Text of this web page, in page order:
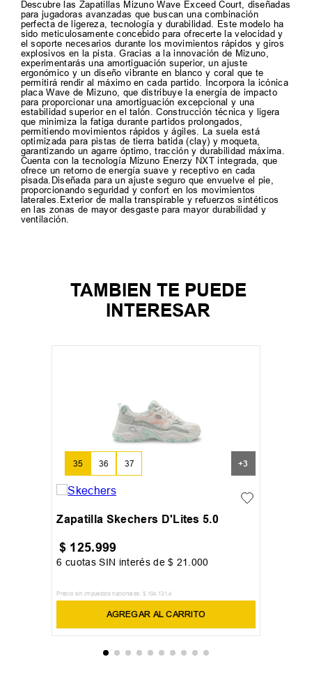
Descubre las Zapatillas Mizuno Wave Exceed Court, diseñadas
para jugadoras avanzadas que buscan una combinación
perfecta de ligereza, tecnología y durabilidad. Este modelo ha
sido meticulosamente concebido para ofrecerte la velocidad y
el soporte necesarios durante los movimientos rápidos y giros
explosivos en la pista. Gracias a la innovación de Mizuno,
experimentarás una amortiguación superior, un ajuste
ergonómico y un diseño vibrante en blanco y coral que te
permitirá rendir al máximo en cada partido. Incorpora la icónica
placa Wave de Mizuno, que distribuye la energía de impacto
para proporcionar una amortiguación excepcional y una
estabilidad superior en el talón. Construcción técnica y ligera
que minimiza la fatiga durante partidos prolongados,
permitiendo movimientos rápidos y ágiles. La suela está
optimizada para pistas de tierra batida (clay) y moqueta,
garantizando un agarre óptimo, tracción y durabilidad máxima.
Cuenta con la tecnología Mizuno Enerzy NXT integrada, que
ofrece un retorno de energía suave y receptivo en cada
pisada.Diseñada para un ajuste seguro que envuelve el pie,
proporcionando seguridad y confort en los movimientos
laterales.Exterior de malla transpirable y refuerzos sintéticos
en las zonas de mayor desgaste para mayor durabilidad y
ventilación.
TAMBIEN TE PUEDE
INTERESAR
35 36 37 +3
Zapatilla Skechers D'Lites 5.0
$ 125.999
6 cuotas SIN interés de$ 21 000
Precio sin impuestos nacionales: $ 104 131 ,4
AGREGAR AL CARRITO